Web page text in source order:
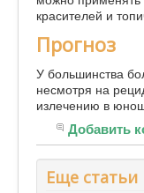
красителей и
Прогноз
У большинства
несмотря на
излечению в
Добавить
Еще статьи